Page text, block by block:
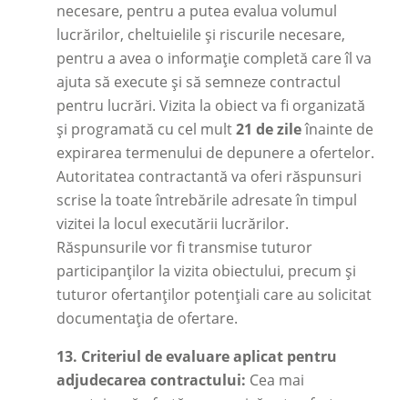
necesare, pentru a putea evalua volumul
lucrărilor, cheltuielile și riscurile necesare,
pentru a avea o informație completă care îl va
ajuta să execute și să semneze contractul
pentru lucrări. Vizita la obiect va fi organizată
și programată cu cel mult21 de zileînainte de
expirarea termenului de depunere a ofertelor.
Autoritatea contractantă va oferi răspunsuri
scrise la toate întrebările adresate în timpul
vizitei la locul executării lucrărilor.
Răspunsurile vor fi transmise tuturor
participanților la vizita obiectului, precum și
tuturor ofertanților potențiali care au solicitat
documentația de ofertare.
13. Criteriul de evaluare aplicat pentru
adjudecarea contractului: Cea mai